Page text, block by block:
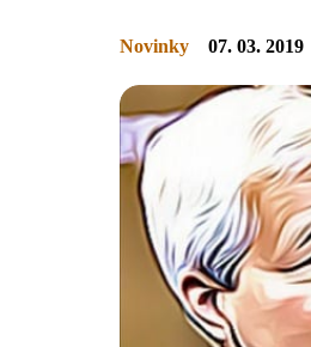
Novinky 07. 03. 2019